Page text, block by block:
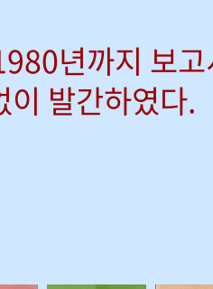
년까지 보
발간하였다.